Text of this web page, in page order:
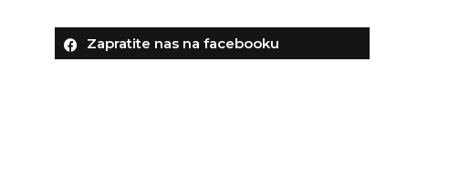
Zapratite nas na facebooku